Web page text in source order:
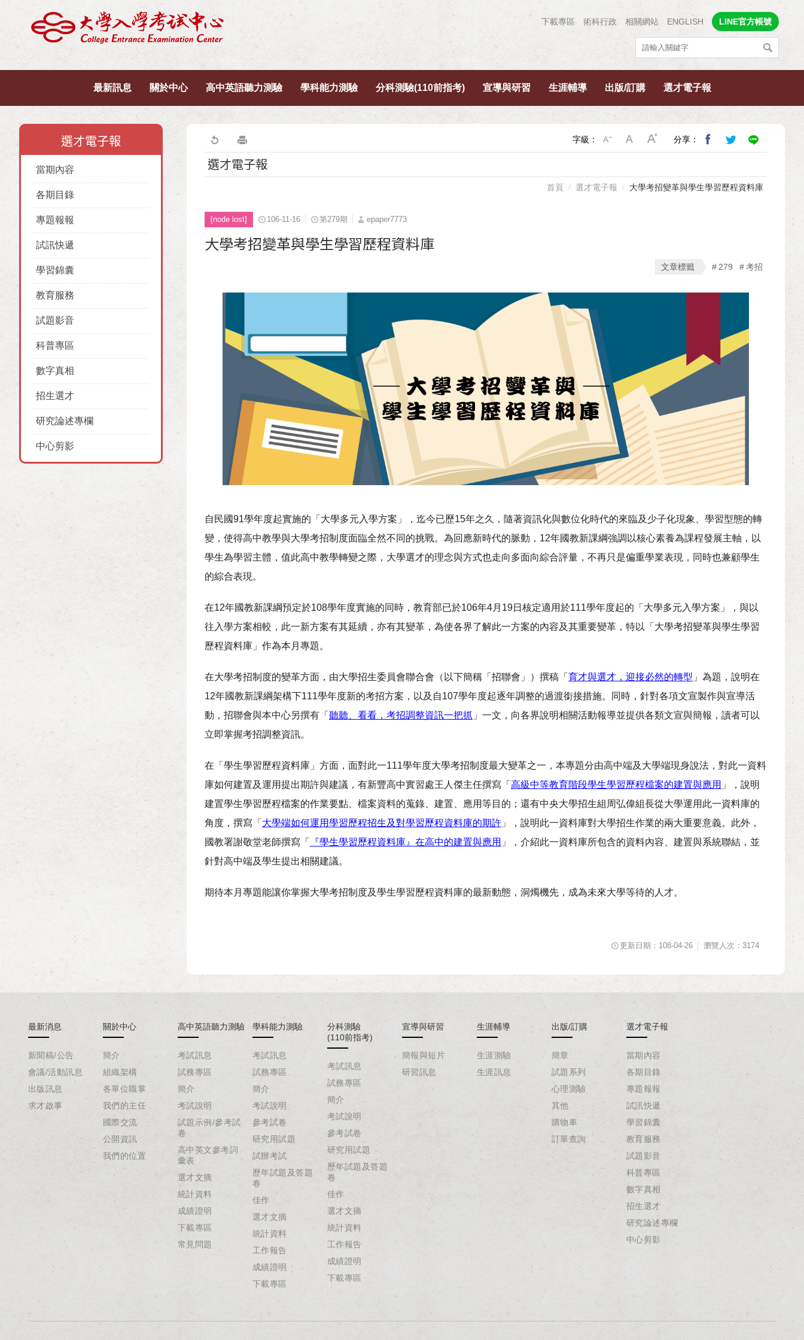
下載專區 術科行政 相關網站 ENGLISH LINE官方帳號
最新訊息 關於中心 高中英語聽力測驗 學科能力測驗 分科測驗(110前指考) 宣導與研習 生涯輔導 出版/訂購 選才電子報
選才電子報
當期內容
各期目錄
專題報報
試訊快遞
學習錦囊
教育服務
試題影音
科普專區
數字真相
招生選才
研究論述專欄
中心剪影
字級： 分享：
選才電子報
首頁 選才電子報 大學考招變革與學生學習歷程資料庫
[node lost] 106-11-16 第279期 epaper7773
大學考招變革與學生學習歷程資料庫
文章標籤 279 考招
自民國91學年度起實施的「大學多元入學方案」，迄今已歷15年之久，隨著資訊化與數位化時代的來臨及少子化現象、學習型態的轉
變，使得高中教學與大學考招制度面臨全然不同的挑戰。為回應新時代的脈動，12年國教新課綱強調以核心素養為課程發展主軸，以
學生為學習主體，值此高中教學轉變之際，大學選才的理念與方式也走向多面向綜合評量，不再只是偏重學業表現，同時也兼顧學生
的綜合表現。
在12年國教新課綱預定於108學年度實施的同時，教育部已於106年4月19日核定適用於111學年度起的「大學多元入學方案」，與以
往入學方案相較，此一新方案有其延續，亦有其變革，為使各界了解此一方案的內容及其重要變革，特以「大學考招變革與學生學習
歷程資料庫」作為本月專題。
在大學考招制度的變革方面，由大學招生委員會聯合會（以下簡稱「招聯會」）撰稿「 育才與選才，迎接必然的轉型 」為題，說明在
12年國教新課綱架構下111學年度新的考招方案，以及自107學年度起逐年調整的過渡銜接措施。同時，針對各項文宣製作與宣導活
動，招聯會與本中心另撰有「 聽聽、看看，考招調整資訊一把抓 」一文，向各界說明相關活動報導並提供各類文宣與簡報，讀者可以
立即掌握考招調整資訊。
在「學生學習歷程資料庫」方面，面對此一111學年度大學考招制度最大變革之一，本專題分由高中端及大學端現身說法，對此一資料
庫如何建置及運用提出期許與建議，有新豐高中實習處王人傑主任撰寫「 高級中等教育階段學生學習歷程檔案的建置與應用 」，說明
建置學生學習歷程檔案的作業要點、檔案資料的蒐錄、建置、應用等目的；還有中央大學招生組周弘偉組長從大學運用此一資料庫的
角度，撰寫「 大學端如何運用學習歷程招生及對學習歷程資料庫的期許 」，說明此一資料庫對大學招生作業的兩大重要意義。此外，
國教署謝敬堂老師撰寫「
『學生學習歷程資料庫』在高中的建置與應用 」，介紹此一資料庫所包含的資料內容、建置與系統聯結，並
針對高中端及學生提出相關建議。
期待本月專題能讓你掌握大學考招制度及學生學習歷程資料庫的最新動態，洞燭機先，成為未來大學等待的人才。
更新日期：108-04-26 瀏覽人次：3174
最新消息
新聞稿/公告
會議/活動訊息
出版訊息
求才啟事
關於中心
簡介
組織架構
各單位職掌
我們的主任
國際交流
公開資訊
我們的位置
高中英語聽力測驗
考試訊息
試務專區
簡介
考試說明
試題示例/參考試
卷
高中英文參考詞
彙表
選才文摘
統計資料
成績證明
下載專區
常見問題
學科能力測驗
考試訊息
試務專區
簡介
考試說明
參考試卷
研究用試題
試辦考試
歷年試題及答題
卷
佳作
選才文摘
統計資料
工作報告
成績證明
下載專區
分科測驗
(110前指考)
考試訊息
試務專區
簡介
考試說明
參考試卷
研究用試題
歷年試題及答題
卷
佳作
選才文摘
統計資料
工作報告
成績證明
下載專區
宣導與研習
簡報與短片
研習訊息
生涯輔導
生涯測驗
生涯訊息
出版/訂購
簡章
試題系列
心理測驗
其他
購物車
訂單查詢
選才電子報
當期內容
各期目錄
專題報報
試訊快遞
學習錦囊
教育服務
試題影音
科普專區
數字真相
招生選才
研究論述專欄
中心剪影